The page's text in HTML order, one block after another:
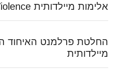
אלימות מיילדותית Obstetric Violence
החלטת פרלמנט האיחוד
מיילדותית